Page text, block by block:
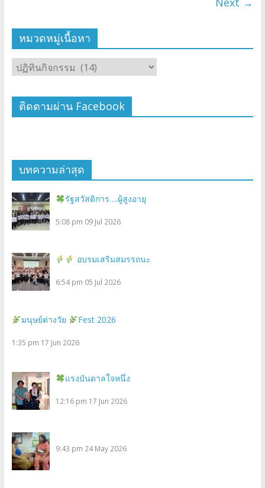
หมวดหมู่เนื้อหา
ติดตามผ่าน Facebook
บทความล่าสุด
รัฐสวัสดิการ….ผู้สูงอายุ
5:08 pm 09 Jul 2026
อบรมเสริมสมรรถนะ
6:54 pm 05 Jul 2026
มนุษย์ต่างวัย Fest 2026
1:35 pm 17 Jun 2026
แรงบันดาลใจหนึ่ง
12:16 pm 17 Jun 2026
9:43 pm 24 May 2026